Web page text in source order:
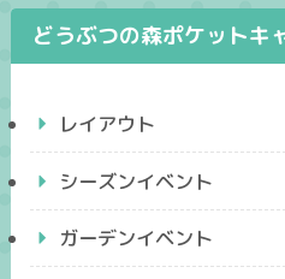
どうぶつの森ポケットキ
レイアウト
シーズンイベント
ガーデンイベント